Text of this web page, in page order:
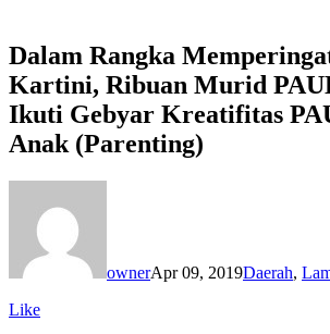
Dalam Rangka
Kartini, Ribuan Murid
Ikuti Gebyar Kreatifitas
Anak (Parenting)
ownerApr 09, 2019Daerah,
Like